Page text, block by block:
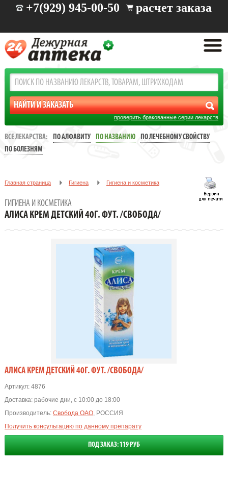
+7(929) 945-00-50 расчет заказа
проверить бракованные серии лекарств
ВСЕ ЛЕКАРСТВА: ПО АЛФАВИТУ ПО НАЗВАНИЮ
ПО ЛЕЧЕБНОМУ СВОЙСТВУ
ПО БОЛЕЗНЯМ
Главная страница Гигиена Гигиена и косметика
ГИГИЕНА И КОСМЕТИКА
АЛИСА КРЕМ ДЕТСКИЙ 40Г. ФУТ. /СВОБОДА/
АЛИСА КРЕМ ДЕТСКИЙ 40Г. ФУТ. /СВОБОДА/
Артикул:4876
Доставка: рабочие дни, с 10:00 до 18:00
Производитель: Свобода ОАО, РОССИЯ
Получить консультацию по данному препарату
ПОД ЗАКАЗ: 119 РУБ